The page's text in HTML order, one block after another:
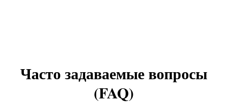
Часто задаваемые вопросы
(FAQ)